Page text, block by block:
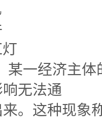
某一经济主
无法通
。这种现象